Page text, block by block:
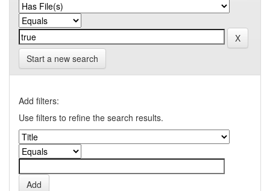
Start a new search
Add filters:
Use filters to refine the search results.